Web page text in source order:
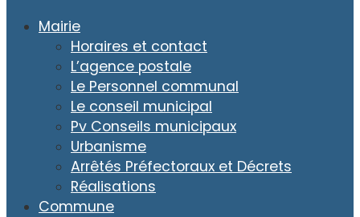
Mairie
Horaires et contact
L’agence postale
Le Personnel communal
Le conseil municipal
Pv Conseils municipaux
Urbanisme
Arrêtés Préfectoraux et Décrets
Réalisations
Commune